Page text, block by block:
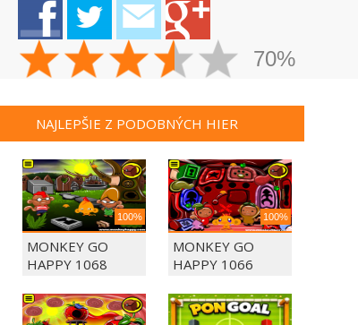
70%
NAJLEPŠIE Z PODOBNÝCH HIER
100%
MONKEY GO
HAPPY 1068
100%
MONKEY GO
HAPPY 1066